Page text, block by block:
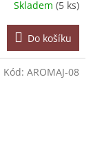
Skladem (5 ks)
Do košíku
Kód: AROMAJ-08